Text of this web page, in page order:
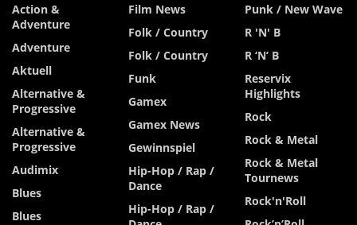
Action &
Adventure
Adventure
Aktuell
Alternative &
Progressive
Alternative &
Progressive
Audimix
Blues
Blues
Film News
Folk / Country
Folk / Country
Funk
Gamex
Gamex News
Gewinnspiel
Hip-Hop / Rap /
Dance
Hip-Hop / Rap /
Punk / New Wave
R 'n' B
R ‘n’ B
Reservix
Highlights
Rock
Rock & Metal
Rock & Metal
Tournews
Rock'n'Roll